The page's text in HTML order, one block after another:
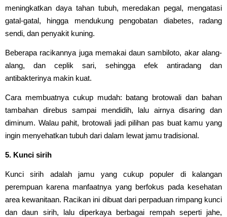
meningkatkan daya tahan tubuh, meredakan pegal, mengatasi
gatal-gatal, hingga mendukung pengobatan diabetes, radang
sendi, dan penyakit kuning.
Beberapa racikannya juga memakai daun sambiloto, akar alang-
alang, dan ceplik sari, sehingga efek antiradang dan
antibakterinya makin kuat.
Cara membuatnya cukup mudah: batang brotowali dan bahan
tambahan direbus sampai mendidih, lalu airnya disaring dan
diminum. Walau pahit, brotowali jadi pilihan pas buat kamu yang
ingin menyehatkan tubuh dari dalam lewat jamu tradisional.
5. Kunci sirih
Kunci sirih adalah jamu yang cukup populer di kalangan
perempuan karena manfaatnya yang berfokus pada kesehatan
area kewanitaan. Racikan ini dibuat dari perpaduan rimpang kunci
dan daun sirih, lalu diperkaya berbagai rempah seperti jahe,